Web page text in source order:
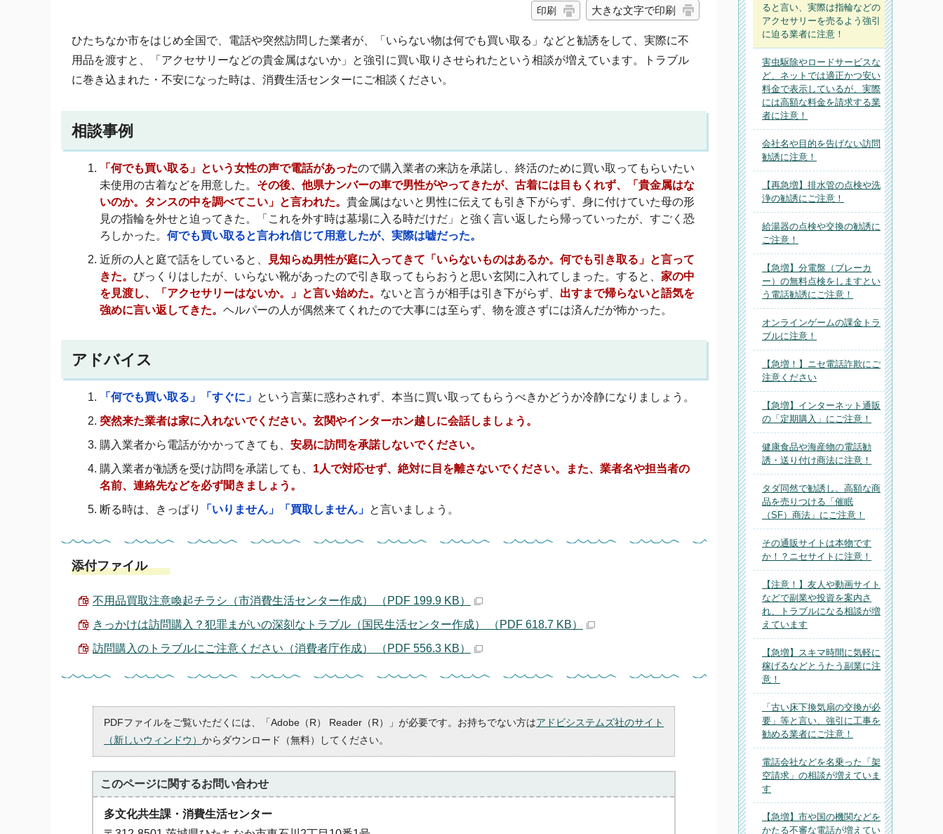
印刷 大きな文字で印刷
ひたちなか市をはじめ全国で、電話や突然訪問した業者が、「いらない物は何でも買い取る」などと勧誘をして、実際に不
用品を渡すと、「アクセサリーなどの貴金属はないか」と強引に買い取りさせられたという相談が増えています。トラブル
に巻き込まれた・不安になった時は、消費生活センターにご相談ください。
相談事例
「何でも買い取る」という女性の声で電話があったので購入業者の来訪を承諾し、終活のために買い取ってもらいたい
未使用の古着などを用意した。 その後、他県ナンバーの車で男性がやってきたが、古着には目もくれず、「貴金属はな
いのか。タンスの中を調べてこい」と言われた。 貴金属はないと男性に伝えても引き下がらず、身に付けていた母の形
見の指輪を外せと迫ってきた。「これを外す時は墓場に入る時だけだ」と強く言い返したら帰っていったが、すごく恐
ろしかった。 何でも買い取ると言われ信じて用意したが、実際は嘘だった。
近所の人と庭で話をしていると、
見知らぬ男性が庭に入ってきて「いらないものはあるか。何でも引き取る」と言って
きた。 びっくりはしたが、いらない靴があったので引き取ってもらおうと思い玄関に入れてしまった。すると、 家の中
を見渡し、「アクセサリーはないか。」と言い始めた。 ないと言うが相手は引き下がらず、 出すまで帰らないと語気を
強めに言い返してきた。 ヘルパーの人が偶然来てくれたので大事には至らず、物を渡さずには済んだが怖かった。
アドバイス
「何でも買い取る」「すぐに」 という言葉に惑わされず、本当に買い取ってもらうべきかどうか冷静になりましょう。
突然来た業者は家に入れないでください。玄関やインターホン越しに会話しましょう。
購入業者から電話がかかってきても、 安易に訪問を承諾しないでください。
購入業者が勧誘を受け訪問を承諾しても、 1人で対応せず、絶対に目を離さないでください。また、業者名や担当者の
名前、連絡先などを必ず聞きましょう。
断る時は、きっぱり
「いりません」「買取しません」 と言いましょう。
添付ファイル
不用品買取注意喚起チラシ（市消費生活センター作成） （PDF 199.9 KB）
きっかけは訪問購入？犯罪まがいの深刻なトラブル（国民生活センター作成） （PDF 618.7 KB）
訪問購入のトラブルにご注意ください（消費者庁作成） （PDF 556.3 KB）
PDFファイルをご覧いただくには、「Adobe（R） Reader（R）」が必要です。お持ちでない方はアドビシステムズ社のサイト
（新しいウィンドウ） からダウンロード（無料）してください。
このページに関するお問い合わせ
多文化共生課・消費生活センター
ると言い、実際は指輪などの
アクセサリーを売るよう強引
に迫る業者に注意！
害虫駆除やロードサービスな
ど、ネットでは適正かつ安い
料金で表示しているが、実際
には高額な料金を請求する業
者に注意！
会社名や目的を告げない訪問
勧誘に注意！
【再急増】排水管の点検や洗
浄の勧誘にご注意！
給湯器の点検や交換の勧誘に
ご注意！
【急増】分電盤（ブレーカ
ー）の無料点検をしますとい
う電話勧誘にご注意！
オンラインゲームの課金トラ
ブルに注意！
【急増！】ニセ電話詐欺にご
注意ください
【急増】インターネット通販
の「定期購入」にご注意！
健康食品や海産物の電話勧
誘・送り付け商法に注意！
タダ同然で勧誘し、高額な商
品を売りつける「催眠
（SF）商法」にご注意！
その通販サイトは本物です
か！？ニセサイトに注意！
【注意！】友人や動画サイト
などで副業や投資を案内さ
れ、トラブルになる相談が増
えています
【急増】スキマ時間に気軽に
稼げるなどとうたう副業に注
意！
「古い床下換気扇の交換が必
要」等と言い、強引に工事を
勧める業者にご注意！
電話会社などを名乗った「架
空請求」の相談が増えていま
す
【急増】市や国の機関などを
かたる不審な電話が増えてい